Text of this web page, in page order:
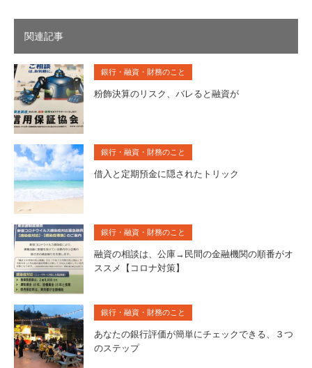
関連記事
銀行・融資・財務のこと
粉飾決算のリスク、バレると融資が
銀行・融資・財務のこと
借入と定期預金に隠されたトリック
銀行・融資・財務のこと
融資の相談は、公庫→民間の金融機関の順番がオ
ススメ【コロナ対策】
銀行・融資・財務のこと
あなたの銀行評価が簡単にチェックできる、３つ
のステップ